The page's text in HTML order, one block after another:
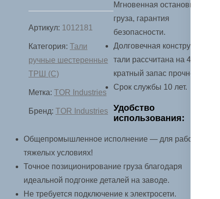
шестеренная
TOR
2ТХ18М
PRO
(для
тяжелых
Артикул: 1012181
Категория: Тали
ручные шестеренные
ТРШ (С)
Метка: TOR Industries
Бренд: TOR Industries
Мгновенная остановка
груза, гарантия
безопасности.
Долговечная конструкция
тали рассчитана на 4х
кратный запас прочности.
Срок службы 10 лет.
Удобство
использования:
Общепромышленное исполнение — для работы в
тяжелых условиях!
Точное позиционирование груза благодаря
идеальной подгонке деталей на заводе.
Не требуется подключение к электросети.